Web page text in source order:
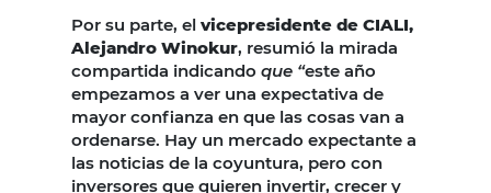
Por su parte, el vicepresidente de CIALI,
Alejandro Winokur, resumió la mirada
compartida indicando que “este año
empezamos a ver una expectativa de
mayor confianza en que las cosas van a
ordenarse. Hay un mercado expectante a
las noticias de la coyuntura, pero con
inversores que quieren invertir, crecer y